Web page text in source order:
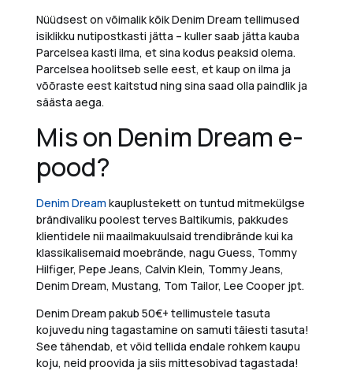
Nüüdsest on võimalik kõik Denim Dream tellimused
isiklikku nutipostkasti jätta – kuller saab jätta kauba
Parcelsea kasti ilma, et sina kodus peaksid olema.
Parcelsea hoolitseb selle eest, et kaup on ilma ja
võõraste eest kaitstud ning sina saad olla paindlik ja
säästa aega.
Mis on Denim Dream e-
pood?
Denim Dream kauplustekett on tuntud mitmekülgse
brändivaliku poolest terves Baltikumis, pakkudes
klientidele nii maailmakuulsaid trendibrände kui ka
klassikalisemaid moebrände, nagu Guess, Tommy
Hilfiger, Pepe Jeans, Calvin Klein, Tommy Jeans,
Denim Dream, Mustang, Tom Tailor, Lee Cooper jpt.
Denim Dream pakub 50€+ tellimustele tasuta
kojuvedu ning tagastamine on samuti täiesti tasuta!
See tähendab, et võid tellida endale rohkem kaupu
koju, neid proovida ja siis mittesobivad tagastada!